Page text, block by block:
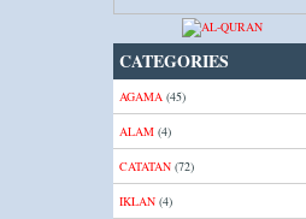
CATEGORIES
AGAMA (45)
ALAM (4)
CATATAN (72)
IKLAN (4)